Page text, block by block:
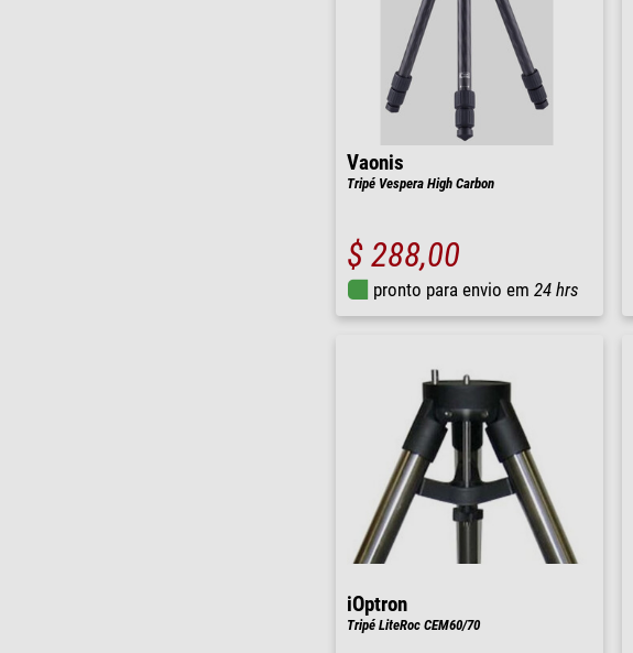
Vaonis
Tripé Vespera High Carbon
$ 288,00
pronto para envio em 24 hrs
iOptron
Tripé LiteRoc CEM60/70